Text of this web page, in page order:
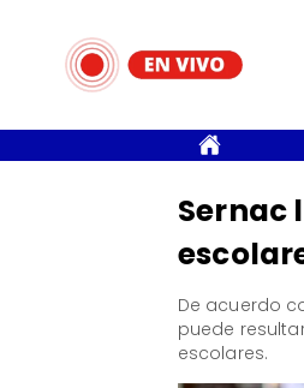
Sernac
​De acuerdo
puede
escolares.